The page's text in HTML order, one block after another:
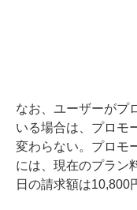
なお、ユーザーがプ
いる場合は、プロモ
変わらない。プロモ
には、現在のプラン
日の請求額は10,800